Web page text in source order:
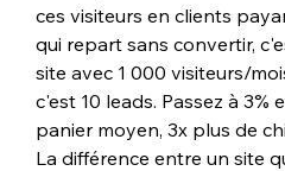
ces visiteurs en clients
qui repart sans convertir,
site avec 1 000 visiteurs/
c'est 10 leads. Passez à 3%
panier moyen, 3x plus de
La différence entre un site